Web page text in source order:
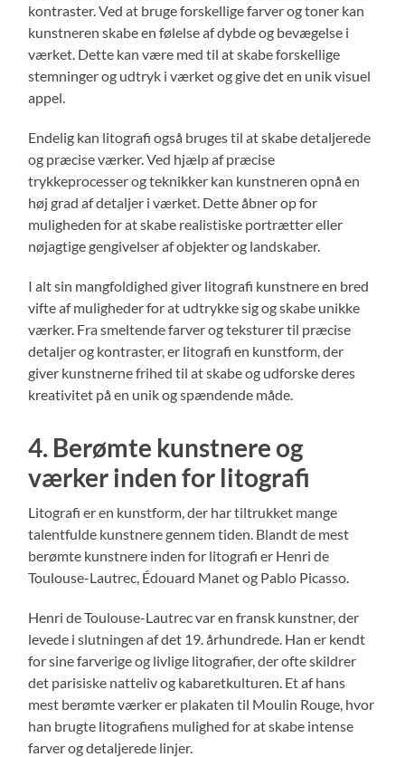
kontraster. Ved at bruge forskellige farver og toner kan
kunstneren skabe en følelse af dybde og bevægelse i
værket. Dette kan være med til at skabe forskellige
stemninger og udtryk i værket og give det en unik visuel
appel.
Endelig kan litografi også bruges til at skabe detaljerede
og præcise værker. Ved hjælp af præcise
trykkeprocesser og teknikker kan kunstneren opnå en
høj grad af detaljer i værket. Dette åbner op for
muligheden for at skabe realistiske portrætter eller
nøjagtige gengivelser af objekter og landskaber.
I alt sin mangfoldighed giver litografi kunstnere en bred
vifte af muligheder for at udtrykke sig og skabe unikke
værker. Fra smeltende farver og teksturer til præcise
detaljer og kontraster, er litografi en kunstform, der
giver kunstnerne frihed til at skabe og udforske deres
kreativitet på en unik og spændende måde.
4. Berømte kunstnere og
værker inden for litografi
Litografi er en kunstform, der har tiltrukket mange
talentfulde kunstnere gennem tiden. Blandt de mest
berømte kunstnere inden for litografi er Henri de
Toulouse-Lautrec, Édouard Manet og Pablo Picasso.
Henri de Toulouse-Lautrec var en fransk kunstner, der
levede i slutningen af det 19. århundrede. Han er kendt
for sine farverige og livlige litografier, der ofte skildrer
det parisiske natteliv og kabaretkulturen. Et af hans
mest berømte værker er plakaten til Moulin Rouge, hvor
han brugte litografiens mulighed for at skabe intense
farver og detaljerede linjer.